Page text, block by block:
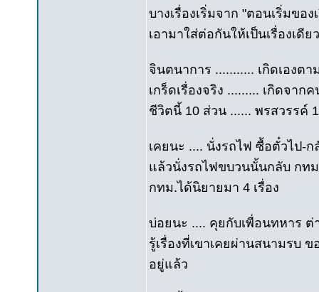
บางเรื่องเริ่มจาก "ตอนเริ่มขอ
เอามาใส่ต่อกันให้เป็นเรื่องเดีย
จินตนาการ ........... เกิดเองต
เกร็ดเรื่องจริง ......... เกิดจาก
ชีวิตนี้ 10 ส่วน ...... พรสวรรค์
เคยนะ .... นั่งรถไฟ ซื้อตั๋วไป-
แล้วนั่งรถไฟขบวนนั้นกลับ กท
กทม.ได้นิยายมา 4 เรื่อง
บ่อยนะ .... คุยกับเพื่อนทหาร ต่า
รู้เรื่องที่เขาเคยผ่านสนามรบ
อยู่แล้ว